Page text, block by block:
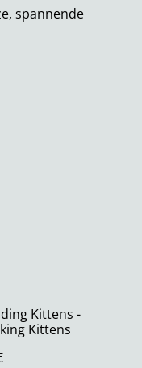
spannende
Kittens -
Kittens